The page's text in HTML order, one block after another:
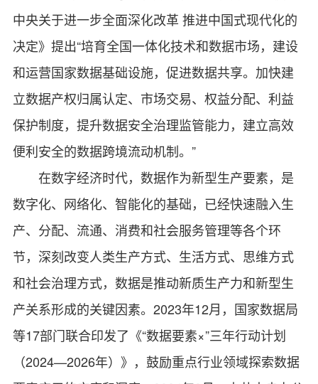
中央关于进一步全面深化改革 推进中国式现代化的
决定》提出“培育全国一体化技术和数据市场，建设
和运营国家数据基础设施，促进数据共享。加快建
立数据产权归属认定、市场交易、权益分配、利益
保护制度，提升数据安全治理监管能力，建立高效
便利安全的数据跨境流动机制。”
在数字经济时代，数据作为新型生产要素，是
数字化、网络化、智能化的基础，已经快速融入生
产、分配、流通、消费和社会服务管理等各个环
节，深刻改变人类生产方式、生活方式、思维方式
和社会治理方式，数据是推动新质生产力和新型生
产关系形成的关键因素。2023年12月，国家数据局
等17部门联合印发了《“数据要素×”三年行动计划
（2024—2026年）》，鼓励重点行业领域探索数据